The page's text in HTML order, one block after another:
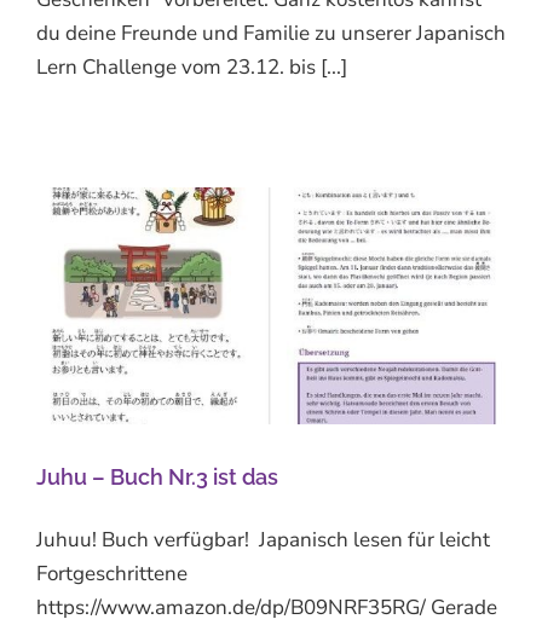
du deine Freunde und Familie zu unserer Japanisch
Lern Challenge vom 23.12. bis [...]
Juhu – Buch Nr.3 ist das
Juhuu! Buch verfügbar! Japanisch lesen für leicht
Fortgeschrittene
https://www.amazon.de/dp/B09NRF35RG/ Gerade